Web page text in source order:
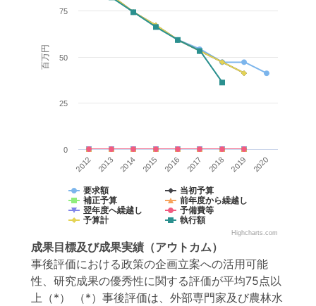
百万円
要求額
当初予算
補正予算
前年度から繰越し
翌年度へ繰越し
予備費等
予算計
執行額
2012 2013 2014 2015 2016 2017 2018 2019 2020
0
25
50
75
Highcharts.com
成果目標及び成果実績 （アウトカム）
事後評価における政策の企画立案への活用可能
性、研究成果の優秀性に関する評価が平均75点以
上（*） （*）事後評価は、外部専門家及び農林水